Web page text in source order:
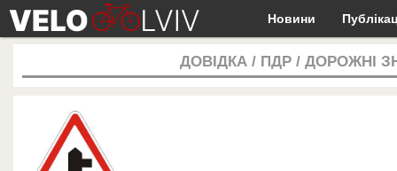
Новини
ДОВІДКА / ПДР / ДОРОЖНІ